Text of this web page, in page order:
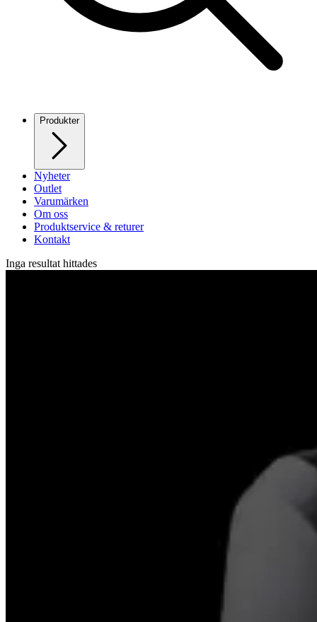
Produkter
Nyheter
Outlet
Varumärken
Om oss
Produktservice & returer
Kontakt
Inga resultat hittades